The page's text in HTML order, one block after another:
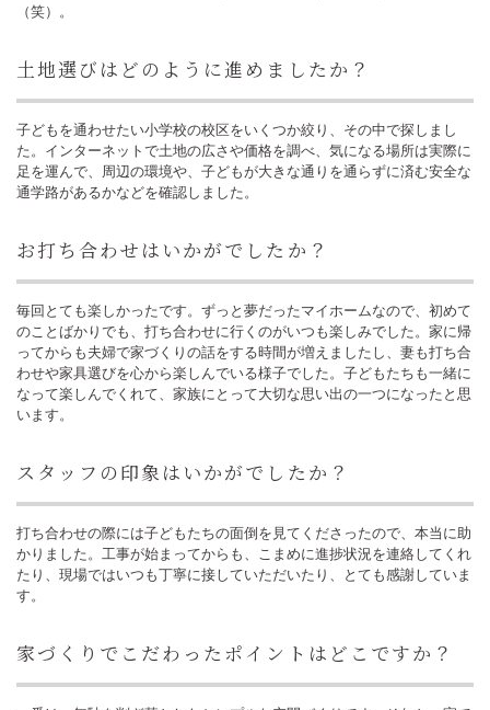
（笑）。
土地選びはどのように進めましたか？
子どもを通わせたい小学校の校区をいくつか絞り、その中で探しまし
た。インターネットで土地の広さや価格を調べ、気になる場所は実際に
足を運んで、周辺の環境や、子どもが大きな通りを通らずに済む安全な
通学路があるかなどを確認しました。
お打ち合わせはいかがでしたか？
毎回とても楽しかったです。ずっと夢だったマイホームなので、初めて
のことばかりでも、打ち合わせに行くのがいつも楽しみでした。家に帰
ってからも夫婦で家づくりの話をする時間が増えましたし、妻も打ち合
わせや家具選びを心から楽しんでいる様子でした。子どもたちも一緒に
なって楽しんでくれて、家族にとって大切な思い出の一つになったと思
います。
スタッフの印象はいかがでしたか？
打ち合わせの際には子どもたちの面倒を見てくださったので、本当に助
かりました。工事が始まってからも、こまめに進捗状況を連絡してくれ
たり、現場ではいつも丁寧に接していただいたり、とても感謝していま
す。
家づくりでこだわったポイントはどこですか？